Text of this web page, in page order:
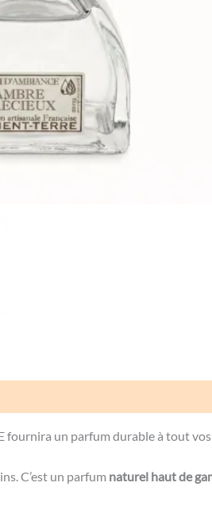
fournira un parfum durable à tout
C’est un parfum naturel haut de